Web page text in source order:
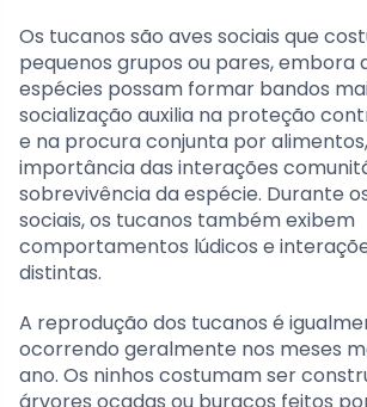
Os tucanos são aves sociais que
pequenos grupos ou pares, embora
espécies possam formar bandos
socialização auxilia na proteção
e na procura conjunta por
importância das interações
sobrevivência da espécie. Durante
sociais, os tucanos também exibem
comportamentos lúdicos e
distintas.
A reprodução dos tucanos é
ocorrendo geralmente nos meses
ano. Os ninhos costumam ser